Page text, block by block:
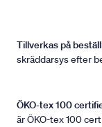
Tillverkas på
skräddarsys efter
ÖKO-tex 100
är ÖKO-tex 100